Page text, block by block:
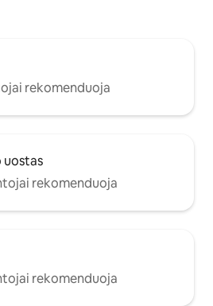
rekomenduoja
uostas
rekomenduoja
rekomenduoja